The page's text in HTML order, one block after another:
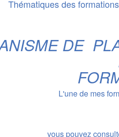
Thématiques des formations
DE
L'une de mes
vous pouvez